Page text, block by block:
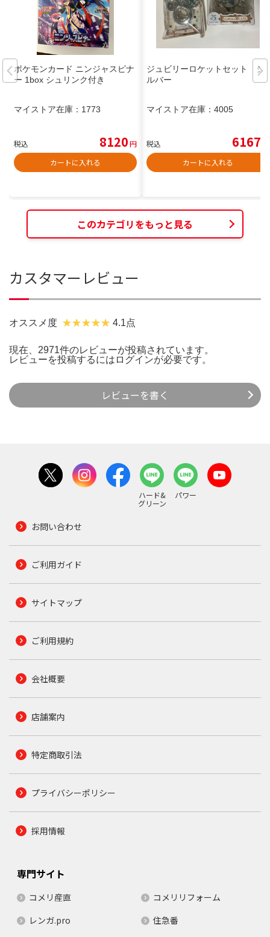
ポケモンカード ニンジャスピナ
ー 1box シュリンク付き
マイストア在庫： 1773
税込 8120円
カートに入れる
ジュビリーロケットセット シ
ルバー
マイストア在庫： 4005
税込 6167
カートに入れる
このカテゴリをもっと見る
カスタマーレビュー
オススメ度 4.1点
現在、2971件のレビューが投稿されています。
レビューを投稿するには ログインが必要です。
レビューを書く
ハード&
グリーン
パワー
お問い合わせ
ご利用ガイド
サイトマップ
ご利用規約
会社概要
店舗案内
特定商取引法
プライバシーポリシー
採用情報
専門サイト
コメリ産直
コメリリフォーム
レンガ.pro
住急番